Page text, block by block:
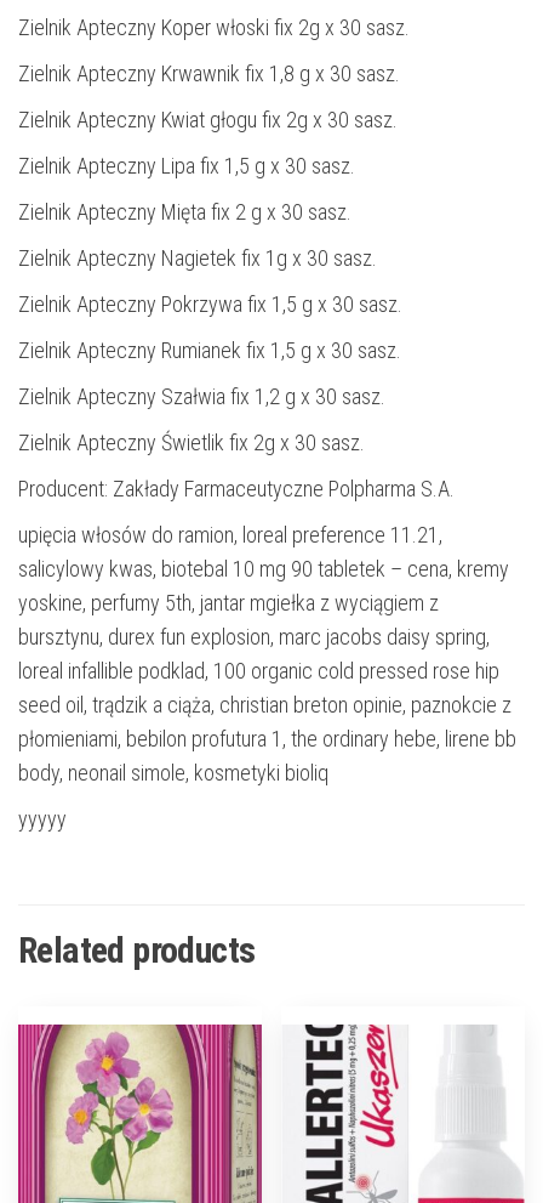
Zielnik Apteczny Koper włoski fix 2g x 30 sasz.
Zielnik Apteczny Krwawnik fix 1,8 g x 30 sasz.
Zielnik Apteczny Kwiat głogu fix 2g x 30 sasz.
Zielnik Apteczny Lipa fix 1,5 g x 30 sasz.
Zielnik Apteczny Mięta fix 2 g x 30 sasz.
Zielnik Apteczny Nagietek fix 1g x 30 sasz.
Zielnik Apteczny Pokrzywa fix 1,5 g x 30 sasz.
Zielnik Apteczny Rumianek fix 1,5 g x 30 sasz.
Zielnik Apteczny Szałwia fix 1,2 g x 30 sasz.
Zielnik Apteczny Świetlik fix 2g x 30 sasz.
Producent: Zakłady Farmaceutyczne Polpharma S.A.
upięcia włosów do ramion, loreal preference 11.21,
salicylowy kwas, biotebal 10 mg 90 tabletek – cena, kremy
yoskine, perfumy 5th, jantar mgiełka z wyciągiem z
bursztynu, durex fun explosion, marc jacobs daisy spring,
loreal infallible podklad, 100 organic cold pressed rose hip
seed oil, trądzik a ciąża, christian breton opinie, paznokcie z
płomieniami, bebilon profutura 1, the ordinary hebe, lirene bb
body, neonail simole, kosmetyki bioliq
yyyyy
Related products